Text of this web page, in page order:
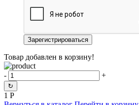
Товар добавлен в корзину!
- +
↻
1 Р